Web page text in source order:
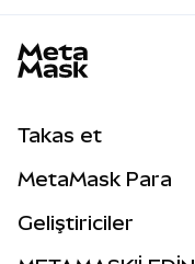
Takas et
Perps
MetaMask Para
Geliştiriciler